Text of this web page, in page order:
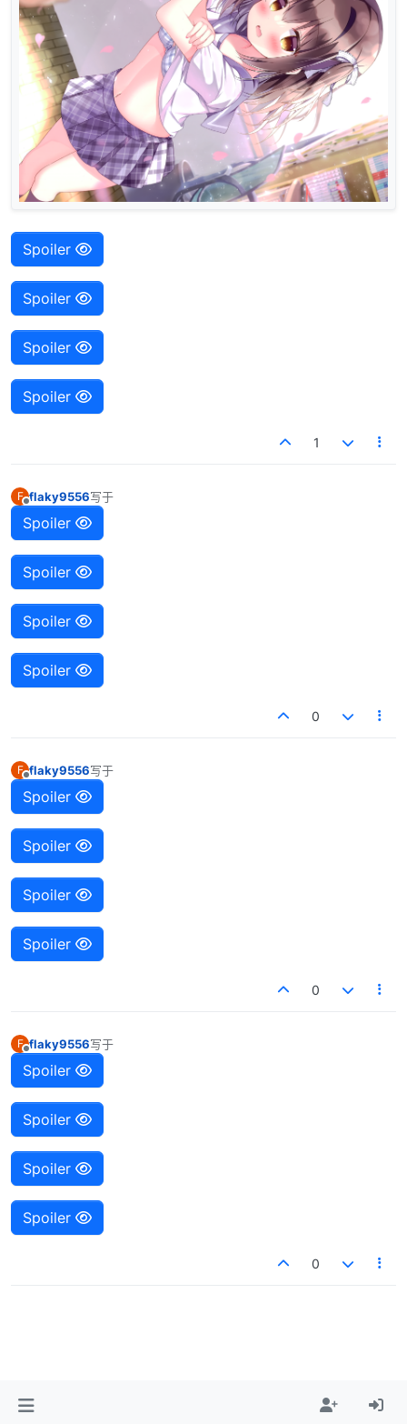
Spoiler
Spoiler
Spoiler
Spoiler
1
F
离线
flaky9556写于
最后由 编辑
Spoiler
Spoiler
Spoiler
Spoiler
0
F
离线
flaky9556写于
最后由 编辑
Spoiler
Spoiler
Spoiler
Spoiler
0
F
离线
flaky9556写于
最后由 编辑
Spoiler
Spoiler
Spoiler
Spoiler
0